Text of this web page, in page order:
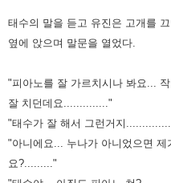
태수의 말을 듣고 유진은 고개를
옆에 앉으며 말문을 열었다.
"피아노를 잘 가르치시나 봐요...
잘 치던데요.............."
"태수가 잘 해서 그런거지
"아니에요... 누나가 아니었으면 제
요?........."